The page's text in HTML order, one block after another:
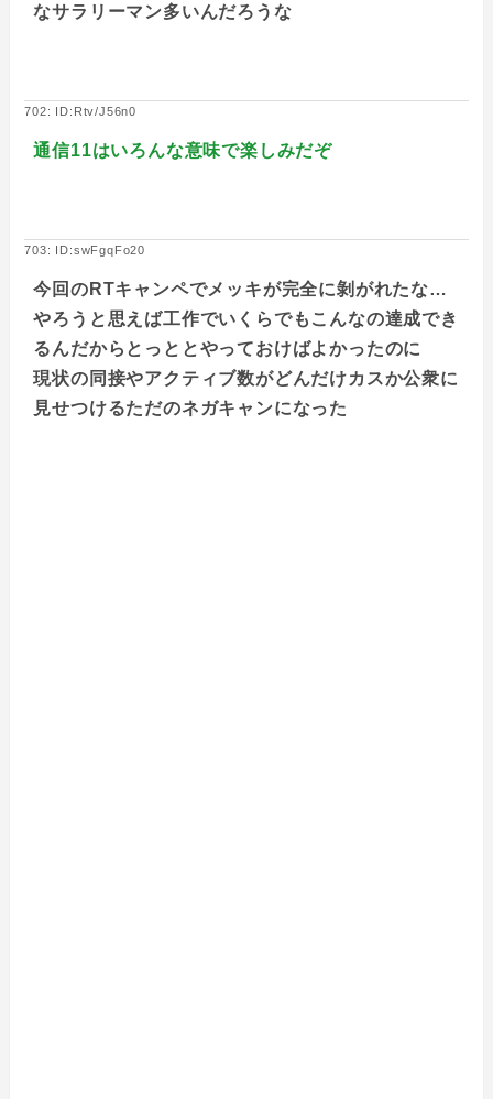
なサラリーマン多いんだろうな
702: ID:Rtv/J56n0
通信11はいろんな意味で楽しみだぞ
703: ID:swFgqFo20
今回のRTキャンペでメッキが完全に剝がれたな…
やろうと思えば工作でいくらでもこんなの達成でき
るんだからとっととやっておけばよかったのに
現状の同接やアクティブ数がどんだけカスか公衆に
見せつけるただのネガキャンになった